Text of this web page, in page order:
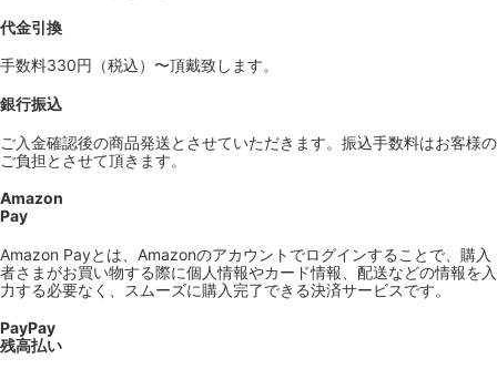
代金引換
手数料330円（税込）〜頂戴致します。
銀行振込
ご入金確認後の商品発送とさせていただきます。振込手数料はお客様の
ご負担とさせて頂きます。
Amazon
Pay
Amazon Payとは、Amazonのアカウントでログインすることで、購入
者さまがお買い物する際に個人情報やカード情報、配送などの情報を入
力する必要なく、スムーズに購入完了できる決済サービスです。
PayPay
残高払い